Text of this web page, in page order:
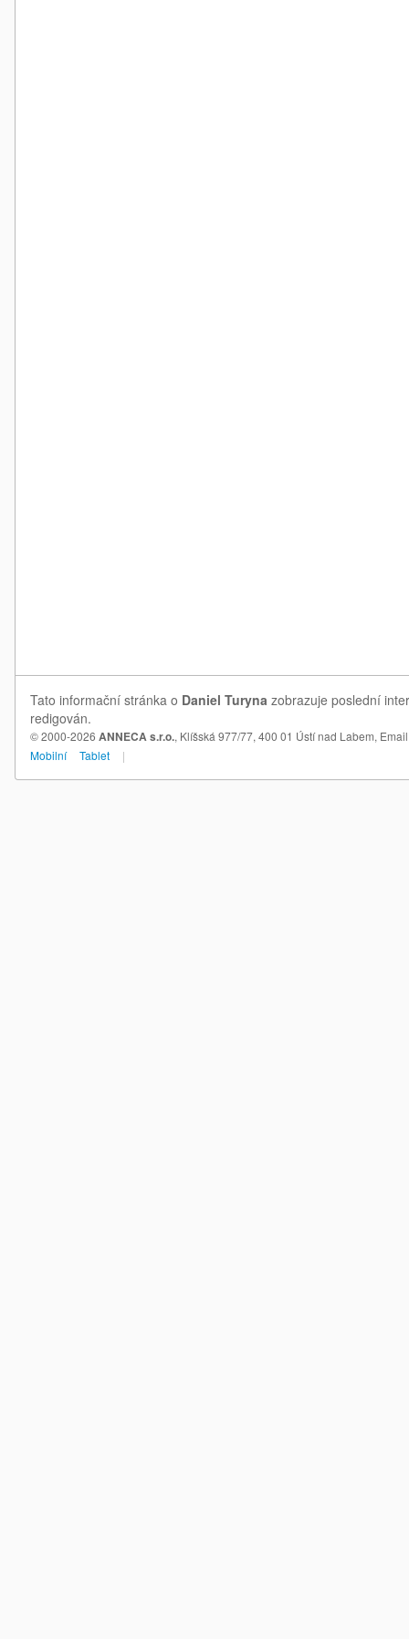
Tato informační stránka o Daniel Turyna zobrazuje poslední
redigován.
© 2000-2026 ANNECA s.r.o., Klíšská 977/77, 400 01 Ústí nad Labem,
Mobilní
Tablet |